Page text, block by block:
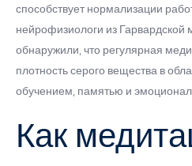
способствует нормализации
нейрофизиологи из
обнаружили, что регулярная
плотность серого вещества в
обучением, памятью и
Как